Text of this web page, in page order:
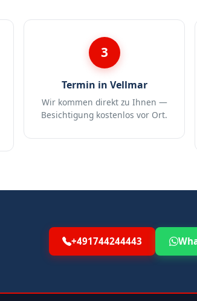
3
Termin in Vellmar
Wir kommen direkt zu Ihnen —
Besichtigung kostenlos vor Ort.
+491744244443